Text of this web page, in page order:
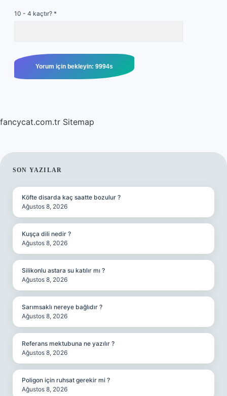
10 - 4 kaçtır? *
fancycat.com.tr Sitemap
SIDEBAR
SON YAZILAR
Köfte disarda kaç saatte bozulur ?
Ağustos 8, 2026
Kuşça dili nedir ?
Ağustos 8, 2026
Silikonlu astara su katılır mı ?
Ağustos 8, 2026
Sarımsaklı nereye bağlıdır ?
Ağustos 8, 2026
Referans mektubuna ne yazılır ?
Ağustos 8, 2026
Poligon için ruhsat gerekir mi ?
Ağustos 8, 2026